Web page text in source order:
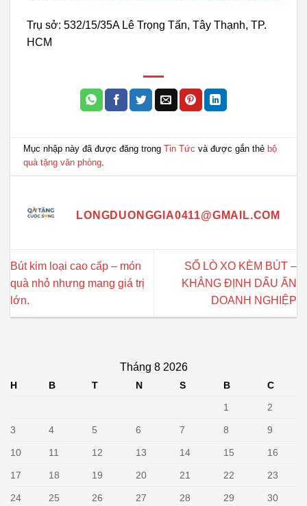
Trụ sở: 532/15/35A Lê Trọng Tấn, Tây Thạnh, TP.
HCM
Mục nhập này đã được đăng trongTin Tức và được gắn thẻ bộ
quà tặng văn phòng.
LONGDUONGGIA0411@GMAIL.COM
Bút kim loại cao cấp – món
quà nhỏ nhưng mang giá trị
lớn.
SỔ LÒ XO KÈM BÚT –
KHẲNG ĐỊNH DẤU ẤN
DOANH NGHIỆP
Tháng 8 2026
H B T N S B
C
1
2
3 4 5 6 7 8 9
10 11 12 13 14 15 16
17 18 19 20 21 22 23
24 25 26 27 28 29 30